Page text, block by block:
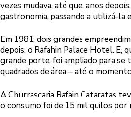
vezes mudava, até que, anos
gastronomia, passando a utilizá-la
Em 1981, dois grandes
depois, o Rafahin Palace Hotel.
grande porte, foi ampliado para
quadrados de área – até o
A Churrascaria Rafain Cataratas
o consumo foi de 15 mil quilos por